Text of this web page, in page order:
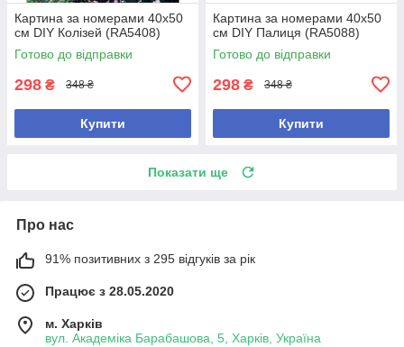
Картина за номерами 40х50
см DIY Колізей (RA5408)
Готово до відправки
298 ₴ 348 ₴
Купити
Картина за номерами 40х50
см DIY Палиця (RA5088)
Готово до відправки
298 ₴ 348 ₴
Купити
Показати ще
Про нас
91% позитивних з 295 відгуків за рік
Працює з 28.05.2020
м. Харків
вул. Академіка Барабашова, 5, Харків, Україна